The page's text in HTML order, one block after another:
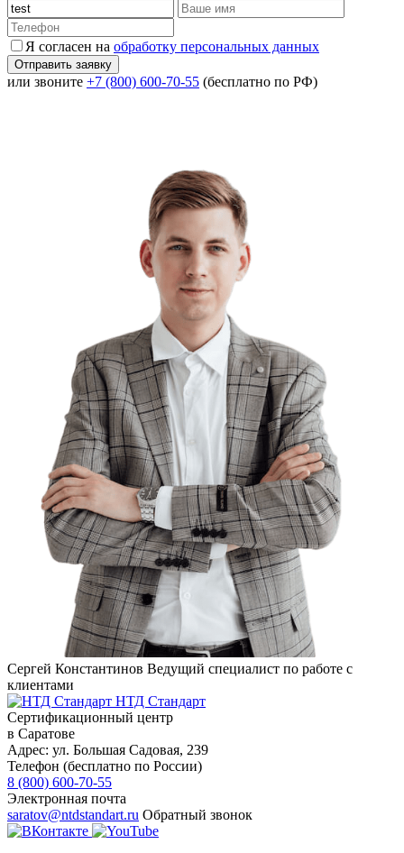
Я согласен на обработку персональных данных
или звоните +7 (800) 600-70-55 (бесплатно по РФ)
Сергей Константинов Ведущий специалист по работе с
клиентами
НТД Стандарт
Сертификационный центр
в Саратове
Адрес: ул. ​​​​​​Большая Садовая, 239
Телефон (бесплатно по России)
8 (800) 600-70-55
Электронная почта
saratov@ntdstandart.ru Обратный звонок